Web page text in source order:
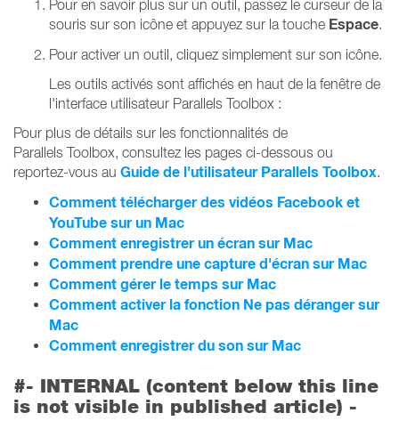
Pour en savoir plus sur un outil, passez le curseur de la
souris sur son icône et appuyez sur la touche Espace.
Pour activer un outil, cliquez simplement sur son icône.
Les outils activés sont affichés en haut de la fenêtre de
l'interface utilisateur Parallels Toolbox :
Pour plus de détails sur les fonctionnalités de
Parallels Toolbox, consultez les pages ci-dessous ou
reportez-vous au Guide de l'utilisateur Parallels Toolbox.
Comment télécharger des vidéos Facebook et
YouTube sur un Mac
Comment enregistrer un écran sur Mac
Comment prendre une capture d'écran sur Mac
Comment gérer le temps sur Mac
Comment activer la fonction Ne pas déranger sur
Mac
Comment enregistrer du son sur Mac
#- INTERNAL (content below this line
is not visible in published article) -